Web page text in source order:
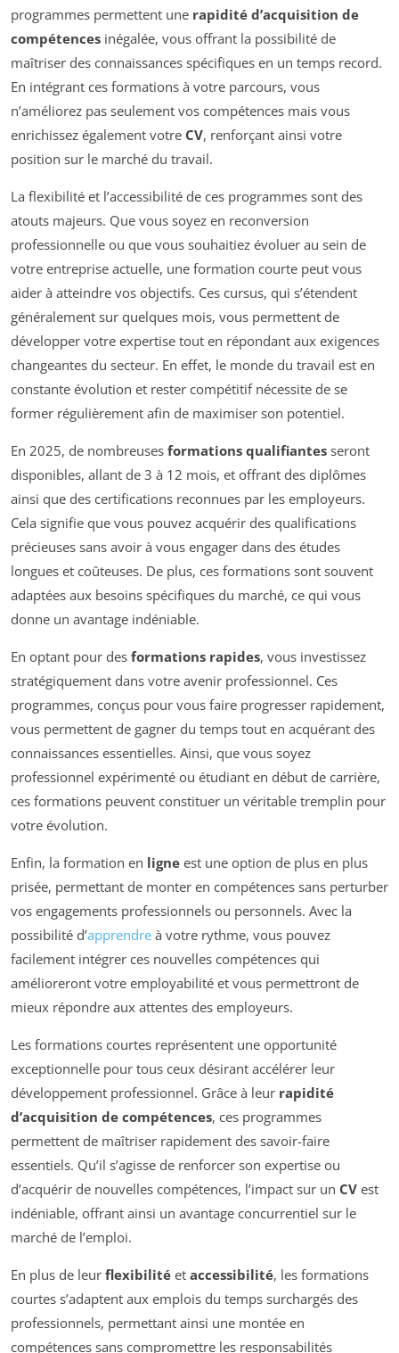
programmes permettent une rapidité d’acquisition de
compétences inégalée, vous offrant la possibilité de
maîtriser des connaissances spécifiques en un temps record.
En intégrant ces formations à votre parcours, vous
n’améliorez pas seulement vos compétences mais vous
enrichissez également votre CV, renforçant ainsi votre
position sur le marché du travail.
La flexibilité et l’accessibilité de ces programmes sont des
atouts majeurs. Que vous soyez en reconversion
professionnelle ou que vous souhaitiez évoluer au sein de
votre entreprise actuelle, une formation courte peut vous
aider à atteindre vos objectifs. Ces cursus, qui s’étendent
généralement sur quelques mois, vous permettent de
développer votre expertise tout en répondant aux exigences
changeantes du secteur. En effet, le monde du travail est en
constante évolution et rester compétitif nécessite de se
former régulièrement afin de maximiser son potentiel.
En 2025, de nombreuses formations qualifiantes seront
disponibles, allant de 3 à 12 mois, et offrant des diplômes
ainsi que des certifications reconnues par les employeurs.
Cela signifie que vous pouvez acquérir des qualifications
précieuses sans avoir à vous engager dans des études
longues et coûteuses. De plus, ces formations sont souvent
adaptées aux besoins spécifiques du marché, ce qui vous
donne un avantage indéniable.
En optant pour des formations rapides, vous investissez
stratégiquement dans votre avenir professionnel. Ces
programmes, conçus pour vous faire progresser rapidement,
vous permettent de gagner du temps tout en acquérant des
connaissances essentielles. Ainsi, que vous soyez
professionnel expérimenté ou étudiant en début de carrière,
ces formations peuvent constituer un véritable tremplin pour
votre évolution.
Enfin, la formation en ligne est une option de plus en plus
prisée, permettant de monter en compétences sans perturber
vos engagements professionnels ou personnels. Avec la
possibilité d’apprendre à votre rythme, vous pouvez
facilement intégrer ces nouvelles compétences qui
amélioreront votre employabilité et vous permettront de
mieux répondre aux attentes des employeurs.
Les formations courtes représentent une opportunité
exceptionnelle pour tous ceux désirant accélérer leur
développement professionnel. Grâce à leur rapidité
d’acquisition de compétences, ces programmes
permettent de maîtriser rapidement des savoir-faire
essentiels. Qu’il s’agisse de renforcer son expertise ou
d’acquérir de nouvelles compétences, l’impact sur un CV est
indéniable, offrant ainsi un avantage concurrentiel sur le
marché de l’emploi.
En plus de leur flexibilité et accessibilité, les formations
courtes s’adaptent aux emplois du temps surchargés des
professionnels, permettant ainsi une montée en
compétences sans compromettre les responsabilités